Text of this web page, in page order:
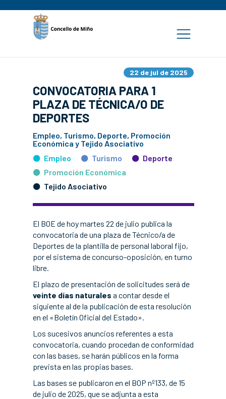
22 de jul de 2025
CONVOCATORIA PARA 1
PLAZA DE TÉCNICA/O DE
DEPORTES
Empleo, Turismo, Deporte, Promoción
Económica y Tejido Asociativo
Empleo
Turismo
Deporte
Promoción Económica
Tejido Asociativo
El BOE de hoy martes 22 de julio publica la
convocatoria de una plaza de Técnico/a de
Deportes de la plantilla de personal laboral fijo,
por el sistema de concurso-oposición, en turno
libre.
El plazo de presentación de solicitudes será de
veinte días naturales a contar desde el
siguiente al de la publicación de esta resolución
en el «Boletín Oficial del Estado».
Los sucesivos anuncios referentes a esta
convocatoria, cuando procedan de conformidad
con las bases, se harán públicos en la forma
prevista en las propias bases.
Las bases se publicaron en el BOP nº133, de 15
de julio de 2025, que se adjunta a esta